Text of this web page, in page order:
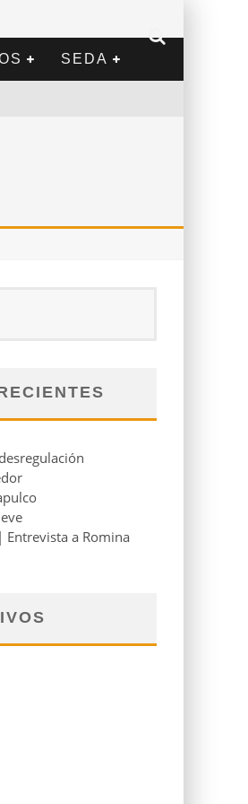
SEDA
Entrevista a Romina